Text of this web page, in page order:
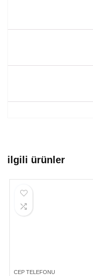
ilgili ürünler
CEP TELEFONU